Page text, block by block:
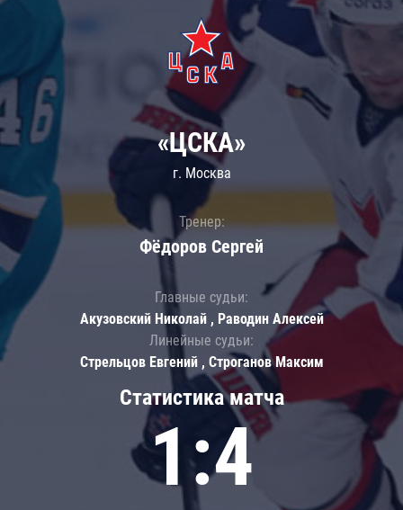
Статистика матча
1:4
«ЦСКА»
г. Москва
Тренер:
Фёдоров Сергей
Главные судьи:
Акузовский Николай , Раводин Алексей
Линейные судьи:
Стрельцов Евгений , Строганов Максим